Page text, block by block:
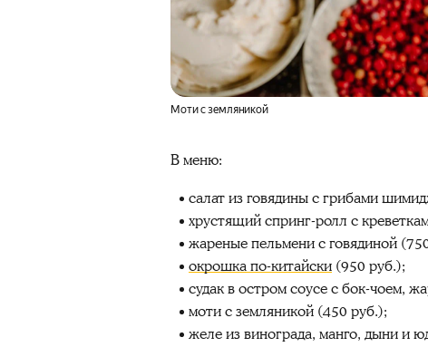
Моти с земляникой
В меню:
салат из говядины с грибами
хрустящий спринг-ролл с
жареные пельмени с говядиной
окрошка по-китайски (950 руб.);
судак в остром соусе с бок-чоем,
моти с земляникой (450 руб.);
желе из винограда, манго, дыни и